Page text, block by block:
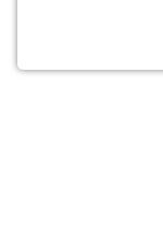
Funktionen